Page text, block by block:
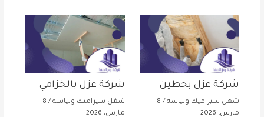
شركة عزل بحطين
شغل سيراميك ولياسه/
8
مارس، 2026
شركة عزل بالخزامي
شغل سيراميك ولياسه /
8
مارس، 2026